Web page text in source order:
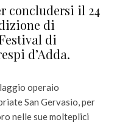
concludersi il 24
di
di
d’Adda.
operaio
San Gervasio, per
nelle sue molteplici